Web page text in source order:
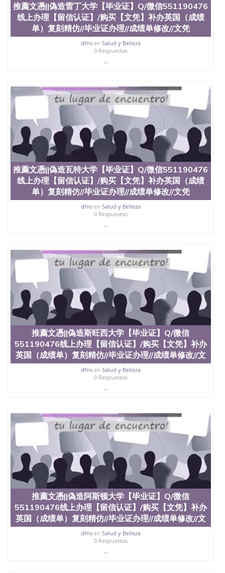
推薦文憑||偽造雷丁大学【毕业证】Q/微信551190476
线上办理【留信认证】/购买【文凭】补办英国（成绩
单）复刻精仿//毕业证办理//成绩单修改//文凭
dfnsen Salud y Belleza
0 Respuestas
...
推薦文憑||偽造瓦特大学【毕业证】Q/微信551190476
线上办理【留信认证】/购买【文凭】补办英国（成绩
单）复刻精仿//毕业证办理//成绩单修改//文凭
dfnsen Salud y Belleza
0 Respuestas
...
推薦文憑||偽造斯旺西大学【毕业证】Q/微信
551190476线上办理【留信认证】/购买【文凭】补办
英国（成绩单）复刻精仿//毕业证办理//成绩单修改//文
dfnsen Salud y Belleza
0 Respuestas
...
推薦文憑||偽造阿斯顿大学【毕业证】Q/微信
551190476线上办理【留信认证】/购买【文凭】补办
英国（成绩单）复刻精仿//毕业证办理//成绩单修改//文
dfnsen Salud y Belleza
0 Respuestas
...